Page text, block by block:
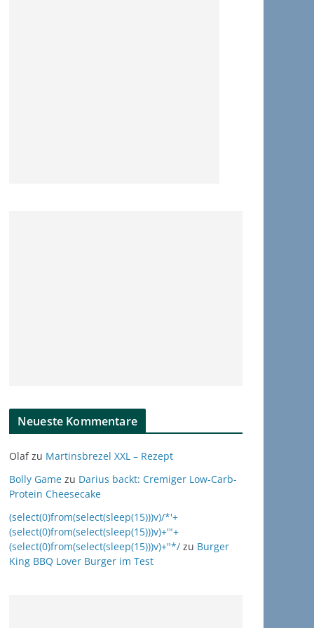
Neueste Kommentare
Olafzu Martinsbrezel XXL – Rezept
Bolly Game zu Darius backt: Cremiger Low-Carb-
Protein Cheesecake
(select(0)from(select(sleep(15)))v)/*'+
(select(0)from(select(sleep(15)))v)+'"+
(select(0)from(select(sleep(15)))v)+"*/ zu Burger
King BBQ Lover Burger im Test